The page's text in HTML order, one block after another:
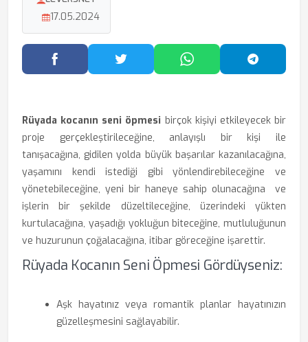
17.05.2024
Facebook'ta PaylaşTwitter'da PaylaşWhatsApp'ta Paylaş
Rüyada kocanın seni öpmesi birçok kişiyi etkileyecek bir
proje gerçekleştirileceğine, anlayışlı bir kişi ile
tanışacağına, gidilen yolda büyük başarılar kazanılacağına,
yaşamını kendi istediği gibi yönlendirebileceğine ve
yönetebileceğine, yeni bir haneye sahip olunacağına ve
işlerin bir şekilde düzeltileceğine, üzerindeki yükten
kurtulacağına, yaşadığı yokluğun biteceğine, mutluluğunun
ve huzurunun çoğalacağına, itibar göreceğine işarettir.
Rüyada Kocanın Seni Öpmesi Gördüyseniz:
Aşk hayatınız veya romantik planlar hayatınızın
güzelleşmesini sağlayabilir.